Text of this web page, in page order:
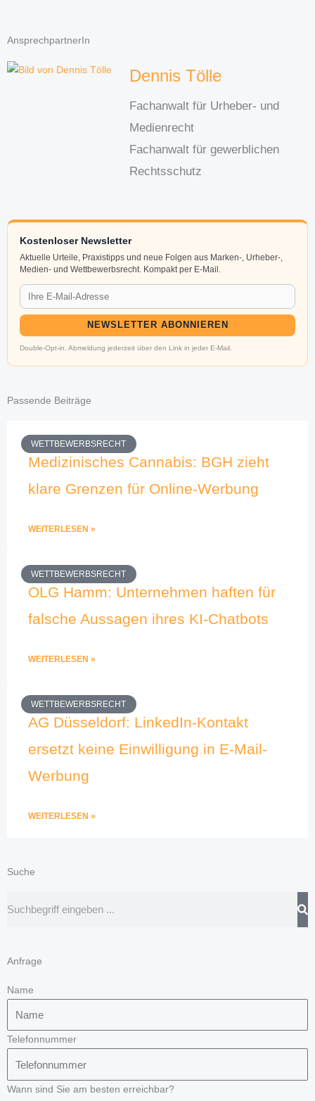
AnsprechpartnerIn
Dennis Tölle
Fachanwalt für Urheber- und
Medienrecht
Fachanwalt für gewerblichen
Rechtsschutz
Kostenloser Newsletter
Aktuelle Urteile, Praxistipps und neue Folgen aus Marken-, Urheber-,
Medien- und Wettbewerbsrecht. Kompakt per E-Mail.
NEWSLETTER ABONNIEREN
Double-Opt-in. Abmeldung jederzeit über den Link in jeder E-Mail.
Passende Beiträge
WETTBEWERBSRECHT
Medizinisches Cannabis: BGH zieht
klare Grenzen für Online-Werbung
WEITERLESEN »
WETTBEWERBSRECHT
OLG Hamm: Unternehmen haften für
falsche Aussagen ihres KI-Chatbots
WEITERLESEN »
WETTBEWERBSRECHT
AG Düsseldorf: LinkedIn-Kontakt
ersetzt keine Einwilligung in E-Mail-
Werbung
WEITERLESEN »
Suche
Anfrage
Name
Telefonnummer
Wann sind Sie am besten erreichbar?